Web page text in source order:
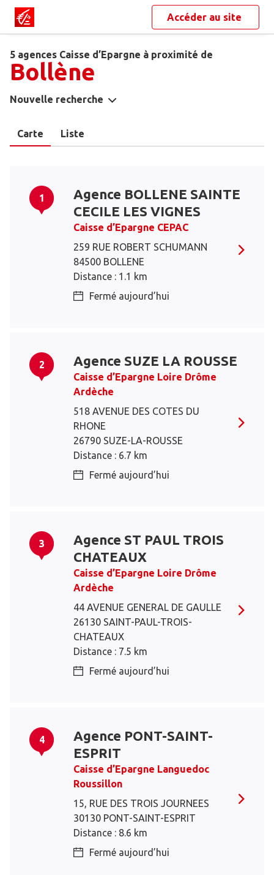
Accéder au site
5 agences Caisse d’Epargne à proximité de
Bollène
Nouvelle recherche
Carte Liste
1
Agence BOLLENE SAINTE
CECILE LES VIGNES
Caisse d’Epargne CEPAC
259 RUE ROBERT SCHUMANN
84500 BOLLENE
Distance : 1.1 km
Fermé aujourd’hui
2 Agence SUZE LA ROUSSE
Caisse d’Epargne Loire Drôme
Ardèche
518 AVENUE DES COTES DU
RHONE
26790 SUZE-LA-ROUSSE
Distance : 6.7 km
Fermé aujourd’hui
3
Agence ST PAUL TROIS
CHATEAUX
Caisse d’Epargne Loire Drôme
Ardèche
44 AVENUE GENERAL DE GAULLE
26130 SAINT-PAUL-TROIS-
CHATEAUX
Distance : 7.5 km
Fermé aujourd’hui
4
Agence PONT-SAINT-
ESPRIT
Caisse d’Epargne Languedoc
Roussillon
15, RUE DES TROIS JOURNEES
30130 PONT-SAINT-ESPRIT
Distance : 8.6 km
Fermé aujourd’hui